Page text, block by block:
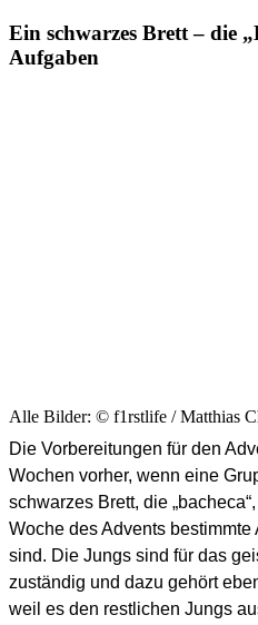
Ein schwarzes Brett – die
Aufgaben
Alle Bilder: © f1rstlife / Matthias
Die Vorbereitungen für den
Wochen vorher, wenn eine
schwarzes Brett, die
Woche des Advents
sind. Die Jungs sind für das
zuständig und dazu gehört
weil es den restlichen Jungs